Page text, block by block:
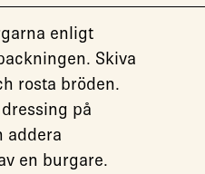
enligt
Skiva
rosta bröden.
på
addera
en burgare.